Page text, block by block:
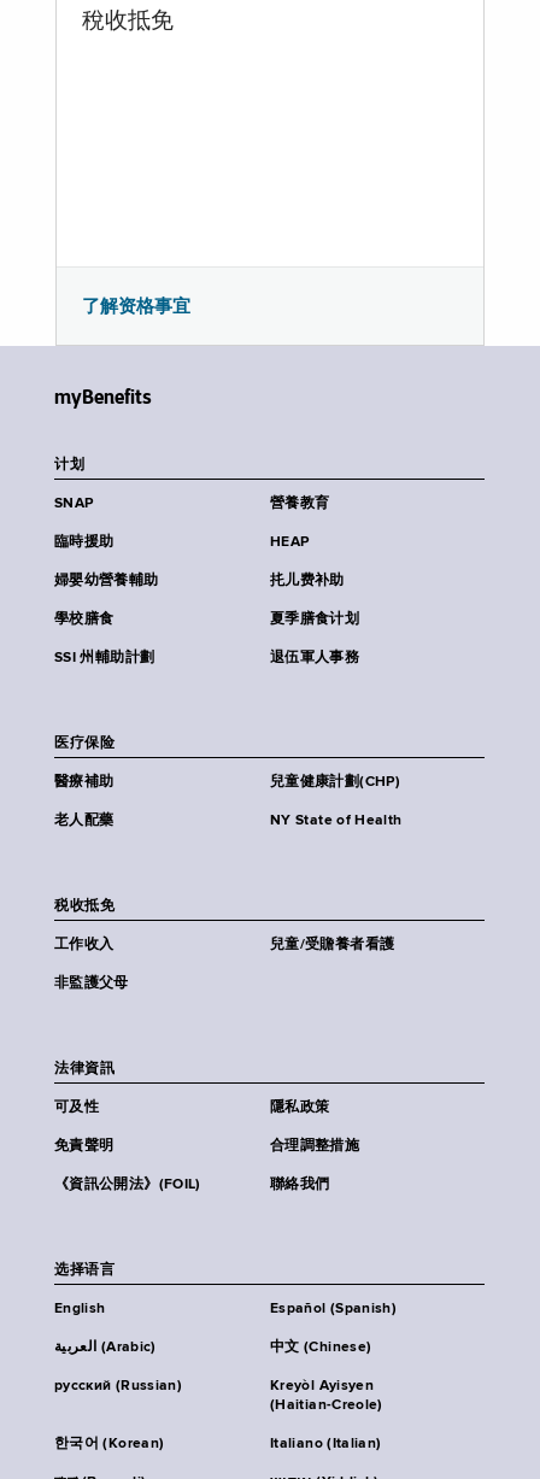
稅收抵免
了解资格事宜
myBenefits
计划
SNAP 營養教育
臨時援助 HEAP
婦嬰幼營養輔助 扥儿费补助
學校膳食 夏季膳食计划
SSI 州輔助計劃 退伍軍人事務
医疗保险
醫療補助 兒童健康計劃(CHP)
老人配藥 NY State of Health
税收抵免
工作收入 兒童/受贍養者看護
非監護父母
法律資訊
可及性 隱私政策
免責聲明 合理調整措施
《資訊公開法》(FOIL) 聯絡我們
选择语言
English Español (Spanish)
العربية (Arabic) 中文 (Chinese)
русский (Russian)
Kreyòl Ayisyen
(Haitian-Creole)
한국어 (Korean) Italiano (Italian)